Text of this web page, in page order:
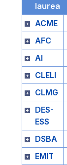
laurea
ACME
AFC
AI
CLELI
CLMG
DES-
ESS
DSBA
EMIT